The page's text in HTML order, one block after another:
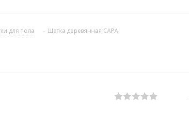
для пола - Щетка деревянная САРА